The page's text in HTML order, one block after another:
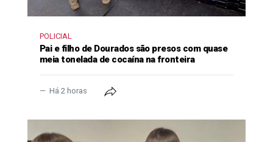
POLICIAL
Pai e filho de Dourados são presos com quase
meia tonelada de cocaína na fronteira
Há 2 horas